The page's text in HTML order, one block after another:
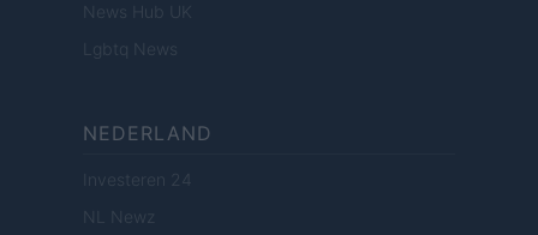
News Hub UK
Lgbtq News
NEDERLAND
Investeren 24
NL Newz